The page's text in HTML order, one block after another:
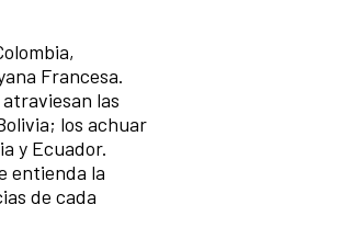
Francesa.
las
los achuar
y Ecuador.
entienda la
de cada